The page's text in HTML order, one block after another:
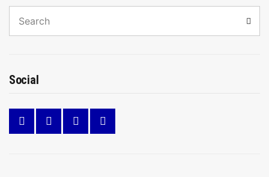
for:
Social